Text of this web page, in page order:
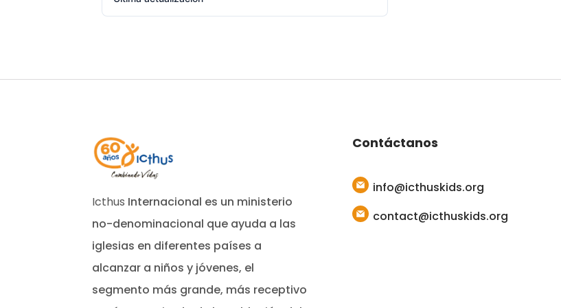
Icthus Internacional es un ministerio
no-denominacional que ayuda a las
iglesias en diferentes países a
alcanzar a niños y jóvenes, el
segmento más grande, más receptivo
Contáctanos
info@icthuskids.org
contact@icthuskids.org